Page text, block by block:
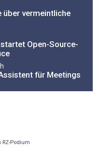
über vermeintliche
Open-Source-
für Meetings
RZ-Podium